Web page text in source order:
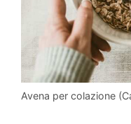
Avena per colazione